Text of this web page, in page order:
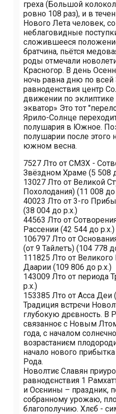
греха (Большой
ровно 108 раз), и в
Нового Лета человек,
неблаговидные
сложившееся
братчина, пьётся
роды отмечали
Красногор. В день
ночь равна дню по
равноденствия центр
движении по
экватор» Это тот
Ярило-Солнце
полушария в Южное.
полушарии после этого
южном весна.
7527 Лѣто от СМЗХ -
Звёздном Храме (5 508
13027 Лѣто от Великой
Похолодания) (11 008 до
40023 Лѣто от 3-го
(38 004 до р.х.)
44563 Лѣто от
Рассении (42 544 до р.х.)
106797 Лѣто от
(от 9 Тайлетъ) (104 778
111825 Лѣто от
Даарии (109 806 до р.х.)
143009 Лѣто от периода
р.х.)
153385 Лѣто от Асса Деи
Традиция встрєчи
глубокую дрєвность. В
связанноє с Новым
года, с началом
возрастаниєм
начало нового
Рода.
Новолѣтиє Славян
равнодєнствия 1
и Осєнины – праздник,
собранному урожаю,
благополучию. Хлєб -